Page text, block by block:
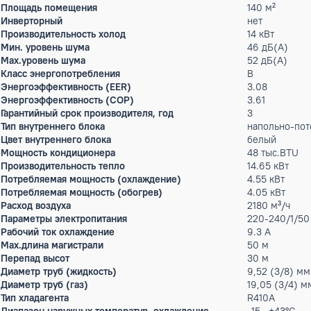
Отвод дренажа с двух сторон: слева/справа. - Гибкая
потолочным блокам, вы приобретаете комфортный
потолка, что позволяет избежать прямого попадания на
потолками, мансард, ангаров. Универсальность монтажа.
цене. <p>Отдавая предпочтение <strong>напольно-
струя охлажденного воздуха направляется вдоль стены
помещении.</p> <p><b>Преимущества:</b></
потолок.</li><li>Высокая производительность по
Наименование серии
Площадь помещения
140 м²
Инверторный
нет
Производительность холод
14 кВт
Мин. уровень шума
46
Max.уровень шума
52
Класс энергопотребления
B
Энергоэффективность (EER)
Энергоэффективность (COP)
Гарантийный срок производителя, год
Тип внутреннего блока
Цвет внутреннего блока
белый
Мощность кондиционера
48